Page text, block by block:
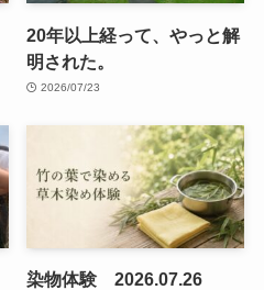
20年以上経って、やっと解
明された。
2026/07/23
染物体験 2026.07.26